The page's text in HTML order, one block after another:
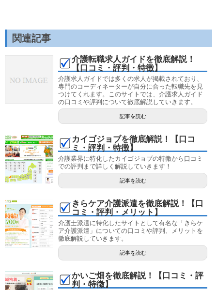
関連記事
介護転職求人ガイドを徹底解説！
【口コミ・評判・特徴】
介護求人ガイドでは多くの求人が掲載されており、
専門のコーディネーターが自分に合った転職先を見
つけてくれます。このサイトでは、介護求人ガイド
の口コミや評判について徹底解説していきます。
記事を読む
カイゴジョブを徹底解説！【口コ
ミ・評判・特徴】
介護業界に特化したカイゴジョブの特徴から口コミ
での評判まで詳しく解説していきます！
記事を読む
きらケア介護派遣を徹底解説！【口
コミ・評判・メリット】
介護士派遣に特化したサイトとして有名な「きらケ
ア介護派遣」についての口コミや評判、メリットを
徹底解説していきます。
記事を読む
かいご畑を徹底解説！【口コミ・評
判・特徴】